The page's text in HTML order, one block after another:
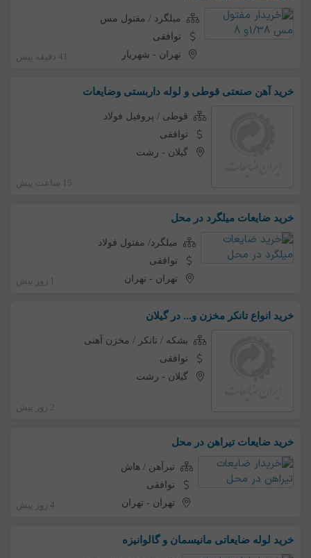
میلگرد / مفتول مس
توافقی
تهران - شهریار 41 دقیقه پیش
خرید آهن صنعتی قوطی و لوله داربستی وضایعات
قوطی / پروفیل فولاد
توافقی
گیلان - رشت
15 ساعت پیش
خرید ضایعات میلگرد در محل
میلگرد/ مفتول فولاد
توافقی
تهران - تهران 1 روز پیش
خرید انواع تانکر مخزن و... در گیلان
بشکه / تانکر / مخزن آهنی
توافقی
گیلان - رشت
2 روز پیش
خرید ضایعات تیراهن در محل
تیرآهن / هاش
توافقی
تهران -تهران 4 روز پیش
خرید لوله ضایعاتی مانیسمان و گالوانیزه